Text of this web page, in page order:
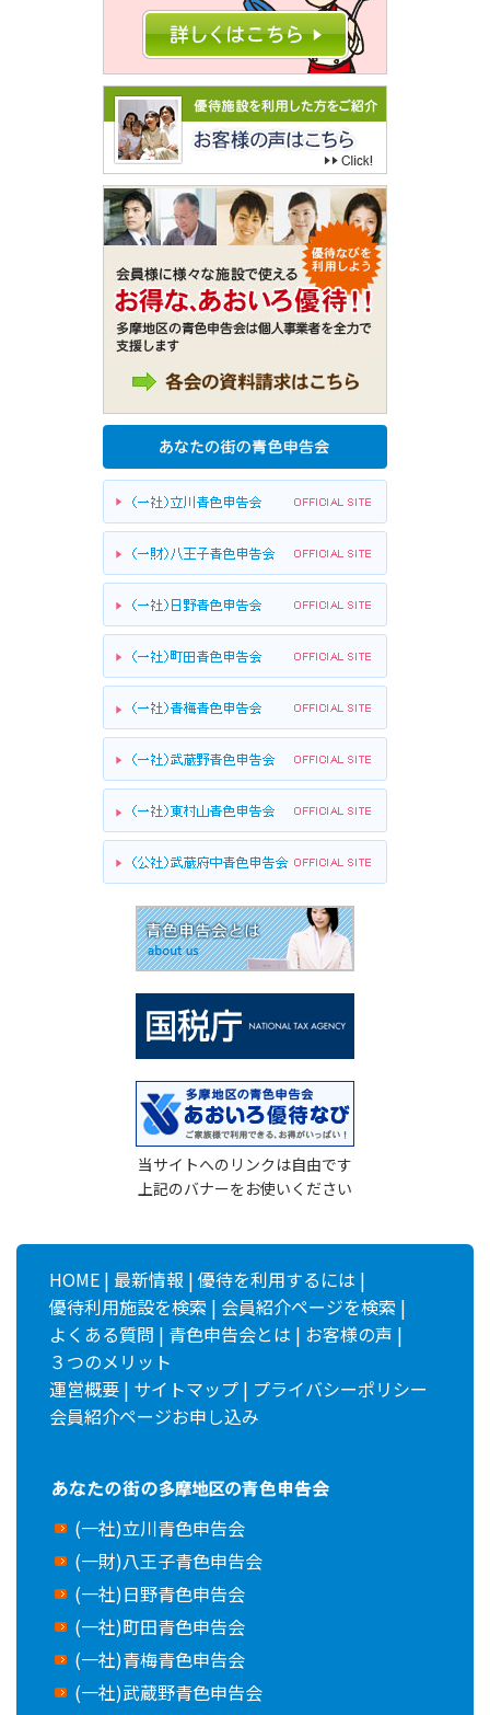
当サイトへのリンクは自由です
上記のバナーをお使いください
HOME | 最新情報 | 優待を利用するには |
優待利用施設を検索 | 会員紹介ページを検索 |
よくある質問 | 青色申告会とは | お客様の声 |
３つのメリット
運営概要 | サイトマップ | プライバシーポリシー
会員紹介ページお申し込み
(一社)立川青色申告会
(一財)八王子青色申告会
(一社)日野青色申告会
(一社)町田青色申告会
(一社)青梅青色申告会
(一社)武蔵野青色申告会